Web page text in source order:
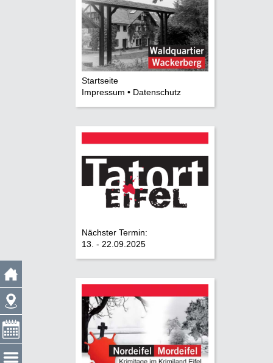
Startseite
Impressum • Datenschutz
Nächster Termin:
13. - 22.09.2025